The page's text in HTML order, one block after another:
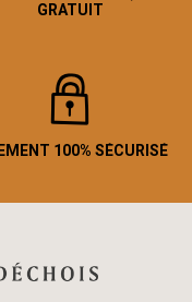
GRATUIT
100% SÉCURISÉ